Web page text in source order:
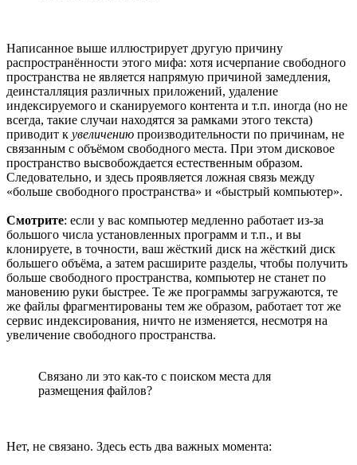
Написанное выше иллюстрирует другую причину
распространённости этого мифа: хотя исчерпание свободного
пространства не является напрямую причиной замедления,
деинсталляция различных приложений, удаление
индексируемого и сканируемого контента и т.п. иногда (но не
всегда, такие случаи находятся за рамками этого текста)
приводит к увеличению производительности по причинам, не
связанным с объёмом свободного места. При этом дисковое
пространство высвобождается естественным образом.
Следовательно, и здесь проявляется ложная связь между
«больше свободного пространства» и «быстрый компьютер».
Смотрите: если у вас компьютер медленно работает из-за
большого числа установленных программ и т.п., и вы
клонируете, в точности, ваш жёсткий диск на жёсткий диск
большего объёма, а затем расширите разделы, чтобы получить
больше свободного пространства, компьютер не станет по
мановению руки быстрее. Те же программы загружаются, те
же файлы фрагментированы тем же образом, работает тот же
сервис индексирования, ничто не изменяется, несмотря на
увеличение свободного пространства.
Связано ли это как-то с поиском места для
размещения файлов?
Нет, не связано. Здесь есть два важных момента: